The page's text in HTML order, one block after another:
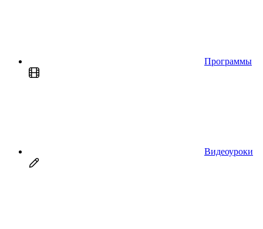
Программы
Видеоуроки